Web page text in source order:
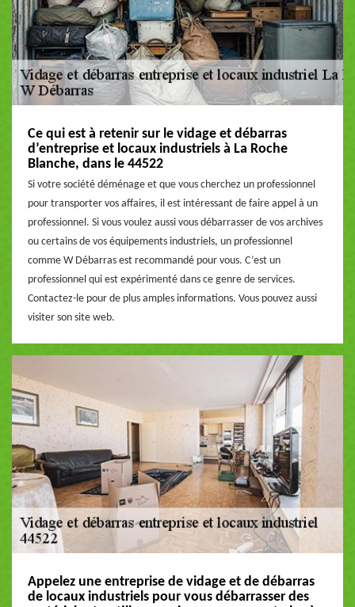
Ce qui est à retenir sur le vidage et débarras
d’entreprise et locaux industriels à La Roche
Blanche, dans le 44522
Si votre société déménage et que vous cherchez un professionnel
pour transporter vos affaires, il est intéressant de faire appel à un
professionnel. Si vous voulez aussi vous débarrasser de vos archives
ou certains de vos équipements industriels, un professionnel
comme W Débarras est recommandé pour vous. C’est un
professionnel qui est expérimenté dans ce genre de services.
Contactez-le pour de plus amples informations. Vous pouvez aussi
visiter son site web.
Appelez une entreprise de vidage et de débarras
de locaux industriels pour vous débarrasser des